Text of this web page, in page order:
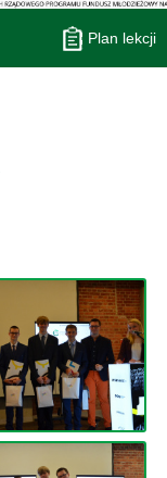
Plan lekcji